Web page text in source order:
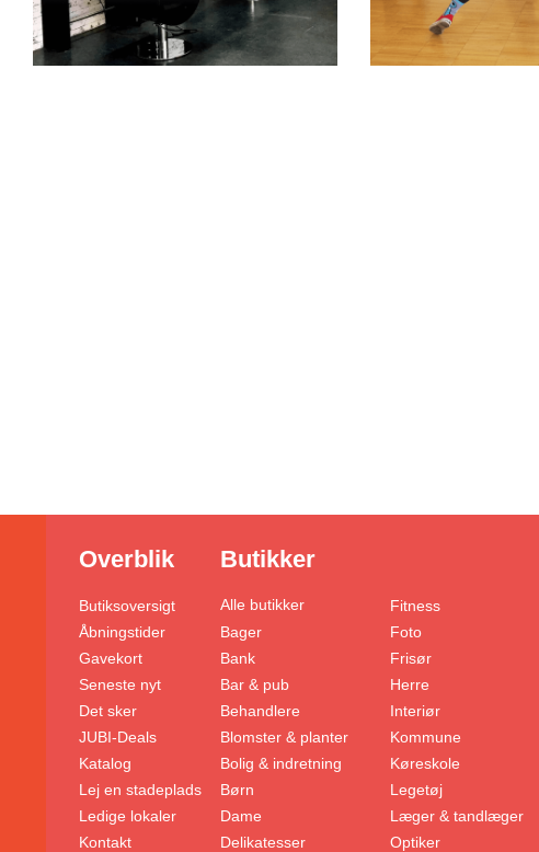
Overblik
Butiksoversigt
Åbningstider
Gavekort
Seneste nyt
Det sker
JUBI-Deals
Katalog
Lej en stadeplads
Ledige lokaler
Kontakt
Butikker
Alle butikker
Bager
Bank
Bar & pub
Behandlere
Blomster & planter
Bolig & indretning
Børn
Dame
Delikatesser
Fitness
Foto
Frisør
Herre
Interiør
Kommune
Køreskole
Legetøj
Læger & tandlæger
Optiker